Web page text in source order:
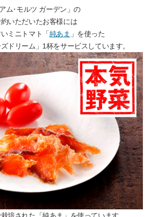
ム･モルツ ガーデン」の
いただいたお客様には
ミニトマト「純あま 」を使った
ドリーム」1杯をサービスしています。